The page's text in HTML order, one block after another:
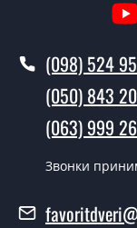
Стоимость
В тот же день в
условии
(098) 524
(050) 843
(063) 999
Звонки